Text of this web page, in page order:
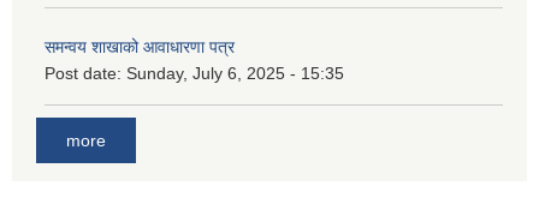
समन्वय शाखाको आवाधारणा पत्र
Post date: Sunday, July 6, 2025 - 15:35
more